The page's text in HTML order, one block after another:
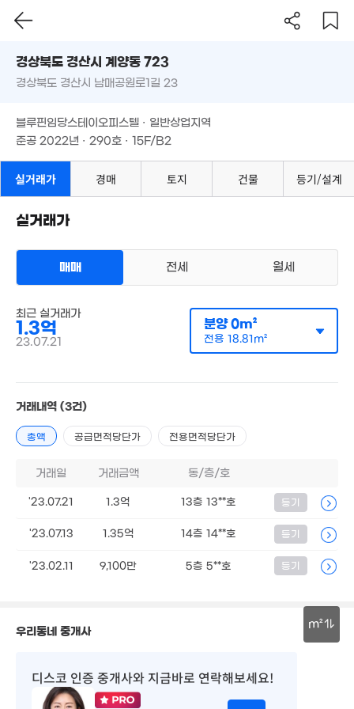
매매 1억 1100만원
전용19m²
13.6억
'20. 09
5.7억
4.6억
'19. 09
'19. 05
필터 매물 탐색
경상북도 경산시 계양동 723
준공 2022년 · 290호 · 15F/B2
m²
경상북도 경산시 계양동 723
경상북도 경산시 남매공원로1길 23
블루핀임당스테이오피스텔 · 일반상업지역
준공 2022년 · 290호 · 15F/B2
실거래가 경매 토지 건물 등기/설계
실거래가
매매 전세 월세
최근 실거래가
1.3억
23.07.21
분양0m²
전용 18.81m²
거래내역 (3건)
총액 공급면적당단가 전용면적당단가
거래일 거래금액 동/층/호
'23.07.21 1.3억 13층 13**호 등기
'23.07.13 1.35억 14층 14**호 등기
'23.02.11 9,100만 5층 5**호 등기
우리동네 중개사
디스코 인증 중개사와 지금바로 연락해보세요!